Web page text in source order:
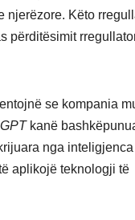
njerëzore. Këto
përditësimit
se kompania
kanë
nga inteligjenca
aplikojë teknologji të